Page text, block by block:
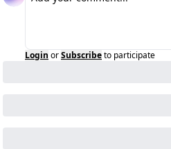
Login orSubscribeto participate